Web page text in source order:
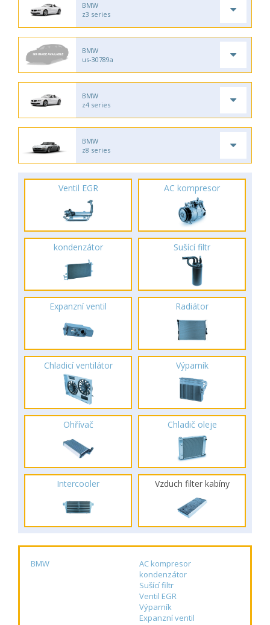
BMW
z3 series
BMW
us-30789a
BMW
z4 series
BMW
z8 series
Ventil EGR AC kompresor
kondenzátor Sušící filtr
Expanzní ventil Radiátor
Chladicí ventilátor Výparník
Ohřívač Chladič oleje
Intercooler Vzduch filter kabíny
BMW
AC kompresor
kondenzátor
Sušící filtr
Ventil EGR
Výparník
Expanzní ventil